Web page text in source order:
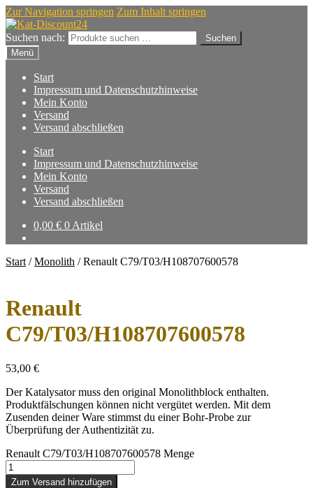
Zur Navigation springen Zum Inhalt springen
Suchen nach:
Suchen
Menü
Start
Impressum und Datenschutzhinweise
Mein Konto
Versand
Versand abschließen
Start
Impressum und Datenschutzhinweise
Mein Konto
Versand
Versand abschließen
0,00 € 0 Artikel
Start /Monolith /Renault C79/T03/H108707600578
Renault
C79/T03/H108707600578
53,00 €
Der Katalysator muss den original Monolithblock enthalten.
Produktfälschungen können nicht vergütet werden. Mit dem
Zusenden deiner Ware stimmst du einer Bohr-Probe zur
Überprüfung der Authentizität zu.
Renault C79/T03/H108707600578 Menge
Zum Versand hinzufügen